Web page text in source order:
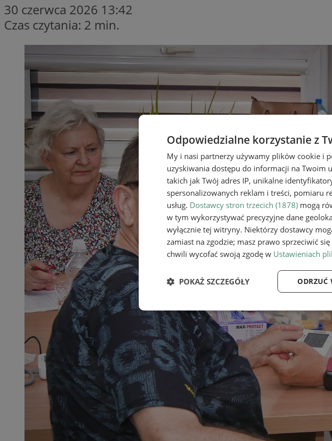
30 czerwca 2026 13:42
Czas czytania: 2 min.
Odpowiedzialne korzystanie z
My i nasi partnerzy używamy plików cookie i
uzyskiwania dostępu do informacji na Twoim
takich jak Twój adres IP, unikalne
spersonalizowanych reklam i treści, pomiaru
usług. Dostawcy stron trzecich (1878) mogą
w tym wykorzystywać precyzyjne dane
wyłącznie tej witryny. Niektórzy dostawcy
zamiast na zgodzie; masz prawo sprzeciwić
chwili wycofać swoją zgodę w Ustawieniach
ODRZUĆ
POKAŻ SZCZEGÓŁY
Niezbędne Wydajność
Niezbędne Wydajność
Niezbędne pliki cookie umożliwiają korzystanie z
zarządzanie kontem. Bez niezbędnych plików cookie nie
Provider
Domena